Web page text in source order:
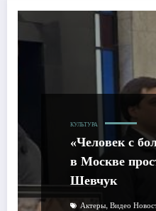
КУЛЬТУРА
«Человек с
в Москве
Шевчук
Актеры, Видео